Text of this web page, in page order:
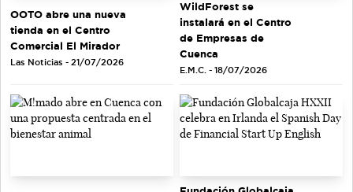
OOTO abre una nueva
tienda en el Centro
Comercial El Mirador
Las Noticias - 21/07/2026
WildForest se
instalará en el Centro
de Empresas de
Cuenca
E.M.C. - 18/07/2026